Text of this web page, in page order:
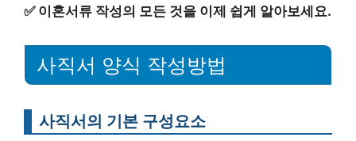
✅ 이혼서류 작성의 모든 것을 이제 쉽게 알아보세요.
사직서 양식 작성방법
사직서의 기본 구성요소